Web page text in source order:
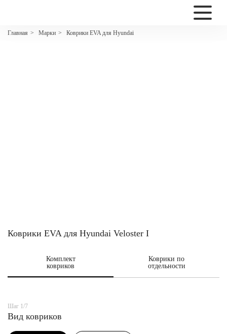
Главная > Марки > Коврики EVA для Hyundai
2200
Коврики EVA для Hyundai Veloster I
Комплект
ковриков
Коврики по
отдельности
Шаг 1/7
Вид ковриков